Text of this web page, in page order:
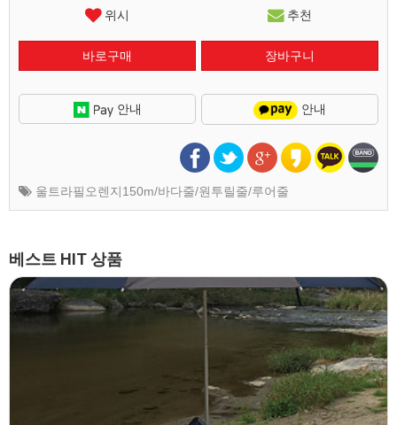
위시 추천
안내 안내
울트라필오렌지150m/바다줄/원투릴줄/루어줄
베스트 HIT 상품